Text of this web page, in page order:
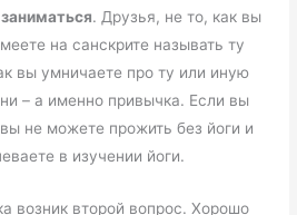
. Друзья, не то, как вы
на санскрите называть ту
вы умничаете про ту или иную
– а именно привычка. Если вы
не можете прожить без йоги и
в изучении йоги.
возник второй вопрос. Хорошо